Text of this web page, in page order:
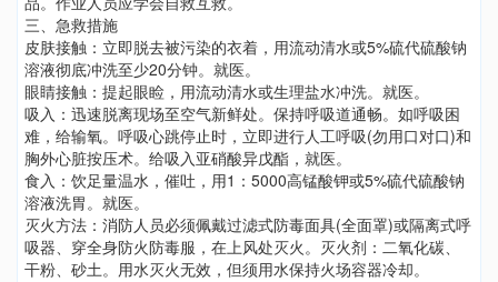
三、急救措施
皮肤接触：立即脱去被污染的衣着，用流动清水或5%硫代硫酸钠
溶液彻底冲洗至少20分钟。就医。
眼睛接触：提起眼睑，用流动清水或生理盐水冲洗。就医。
吸入：迅速脱离现场至空气新鲜处。保持呼吸道通畅。如呼吸困
难，给输氧。呼吸心跳停止时，立即进行人工呼吸(勿用口对口)和
胸外心脏按压术。给吸入亚硝酸异戊酯，就医。
食入：饮足量温水，催吐，用1：5000高锰酸钾或5%硫代硫酸钠
溶液洗胃。就医。
灭火方法：消防人员必须佩戴过滤式防毒面具(全面罩)或隔离式呼
吸器、穿全身防火防毒服，在上风处灭火。灭火剂：二氧化碳、
干粉、砂土。用水灭火无效，但须用水保持火场容器冷却。